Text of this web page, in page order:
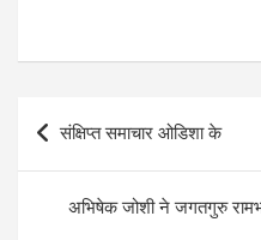
Post
navigation
संक्षिप्त समाचार ओडिशा के
अभिषेक जोशी ने जगतगुरु